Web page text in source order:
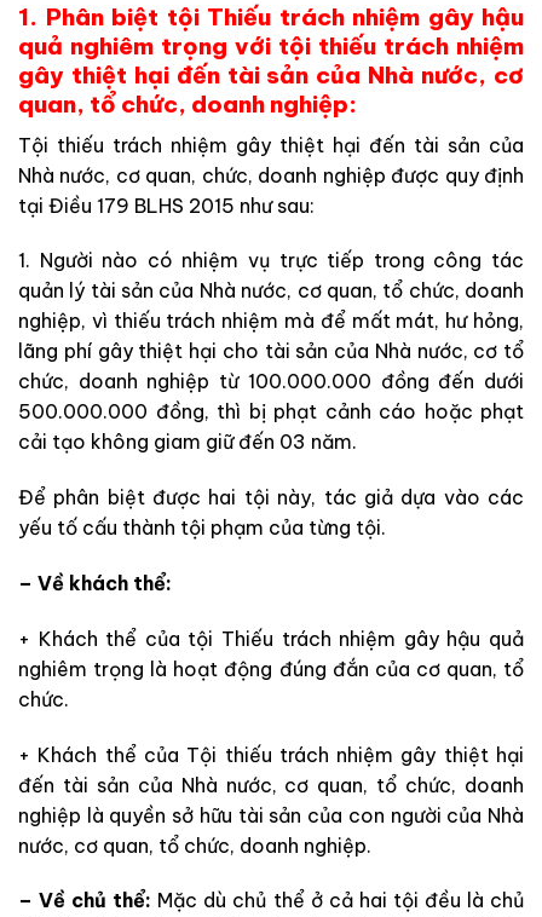
1. Phân biệt tội Thiếu trách nhiệm gây hậu
quả nghiêm trọng với tội thiếu trách nhiệm
gây thiệt hại đến tài sản của Nhà nước, cơ
quan, tổ chức, doanh nghiệp:
Tội thiếu trách nhiệm gây thiệt hại đến tài sản của
Nhà nước, cơ quan, chức, doanh nghiệp được quy định
tại Điều 179 BLHS 2015 như sau:
1. Người nào có nhiệm vụ trực tiếp trong công tác
quản lý tài sản của Nhà nước, cơ quan, tổ chức, doanh
nghiệp, vì thiếu trách nhiệm mà để mất mát, hư hỏng,
lãng phí gây thiệt hại cho tài sản của Nhà nước, cơ tổ
chức, doanh nghiệp từ 100.000.000 đồng đến dưới
500.000.000 đồng, thì bị phạt cảnh cáo hoặc phạt
cải tạo không giam giữ đến 03 năm.
Để phân biệt được hai tội này, tác giả dựa vào các
yếu tố cấu thành tội phạm của từng tội.
– Về khách thể:
+ Khách thể của tội Thiếu trách nhiệm gây hậu quả
nghiêm trọng là hoạt động đúng đắn của cơ quan, tổ
chức.
+ Khách thể của Tội thiếu trách nhiệm gây thiệt hại
đến tài sản của Nhà nước, cơ quan, tổ chức, doanh
nghiệp là quyền sở hữu tài sản của con người của Nhà
nước, cơ quan, tổ chức, doanh nghiệp.
– Về chủ thể: Mặc dù chủ thể ở cả hai tội đều là chủ